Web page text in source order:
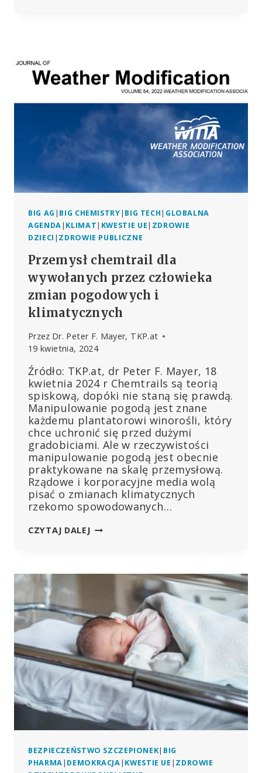
BIG AG | BIG CHEMISTRY| BIG TECH| GLOBALNA
AGENDA| KLIMAT| KWESTIE UE| ZDROWIE
DZIECI | ZDROWIE PUBLICZNE
Przemysł chemtrail dla
wywołanych przez człowieka
zmian pogodowych i
klimatycznych
Przez Dr. Peter F. Mayer, TKP.at
19 kwietnia, 2024
Źródło: TKP.at, dr Peter F. Mayer, 18
kwietnia 2024 r Chemtrails są teorią
spiskową, dopóki nie staną się prawdą.
Manipulowanie pogodą jest znane
każdemu plantatorowi winorośli, który
chce uchronić się przed dużymi
gradobiciami. Ale w rzeczywistości
manipulowanie pogodą jest obecnie
praktykowane na skalę przemysłową.
Rządowe i korporacyjne media wolą
pisać o zmianach klimatycznych
rzekomo spowodowanych…
CZYTAJ DALEJPRZEMYSŁ
CZŁOWIEKA
POGODOWYCH
I
KLIMATYCZNYCH
BEZPIECZEŃSTWO SZCZEPIONEK| BIG
PHARMA| DEMOKRACJA| KWESTIE UE | ZDROWIE